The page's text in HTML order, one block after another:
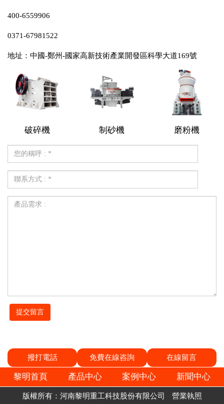
400-6559906
0371-67981522
地址：中國-鄭州-國家高新技術產業開發區科學大道169號
破碎機 制砂機 磨粉機
撥打電話 免費在線咨詢 在線留言
黎明首頁 產品中心 案例中心 新聞中心
版權所有：河南黎明重工科技股份有限公司 營業執照